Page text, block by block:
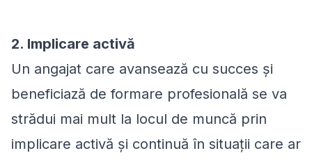
2. Implicare activă
Un angajat care avansează cu succes și
beneficiază de formare profesională se va
strădui mai mult la locul de muncă prin
implicare activă și continuă în situații care ar